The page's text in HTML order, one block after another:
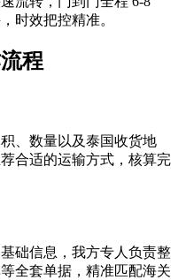
时效把控精准。
程
、数量以及泰国收货地
合适的运输方式，核算完
础信息，我方专人负责整
全套单据，精准匹配海关